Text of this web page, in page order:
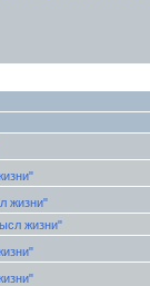
жизни"
жизни"